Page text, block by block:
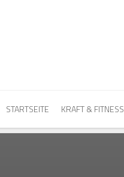
STARTSEITE KRAFT & FITNESS